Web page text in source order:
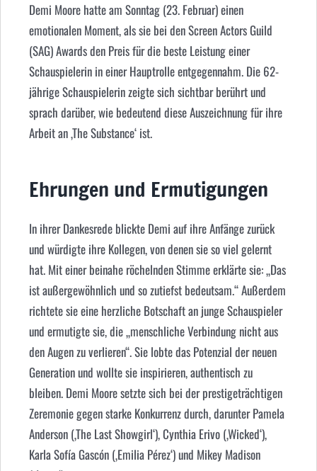
Demi Moore hatte am Sonntag (23. Februar) einen
emotionalen Moment, als sie bei den Screen Actors Guild
(SAG) Awards den Preis für die beste Leistung einer
Schauspielerin in einer Hauptrolle entgegennahm. Die 62-
jährige Schauspielerin zeigte sich sichtbar berührt und
sprach darüber, wie bedeutend diese Auszeichnung für ihre
Arbeit an ‚The Substance‘ ist.
Ehrungen und Ermutigungen
In ihrer Dankesrede blickte Demi auf ihre Anfänge zurück
und würdigte ihre Kollegen, von denen sie so viel gelernt
hat. Mit einer beinahe röchelnden Stimme erklärte sie: „Das
ist außergewöhnlich und so zutiefst bedeutsam.“ Außerdem
richtete sie eine herzliche Botschaft an junge Schauspieler
und ermutigte sie, die „menschliche Verbindung nicht aus
den Augen zu verlieren“. Sie lobte das Potenzial der neuen
Generation und wollte sie inspirieren, authentisch zu
bleiben. Demi Moore setzte sich bei der prestigeträchtigen
Zeremonie gegen starke Konkurrenz durch, darunterPamela
Anderson(‚The Last Showgirl‘), Cynthia Erivo (‚Wicked‘),
Karla Sofía Gascón (‚Emilia Pérez‘) und Mikey Madison